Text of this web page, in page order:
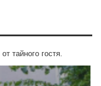
тайного гостя.